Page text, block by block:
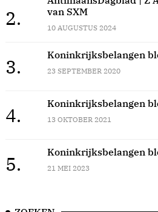
2.
van SXM
10 AUGUSTUS 2024
3.
Koninkrijksbelangen
23 SEPTEMBER 2020
4.
Koninkrijksbelangen
13 OKTOBER 2021
5.
Koninkrijksbelangen
21 MEI 2023